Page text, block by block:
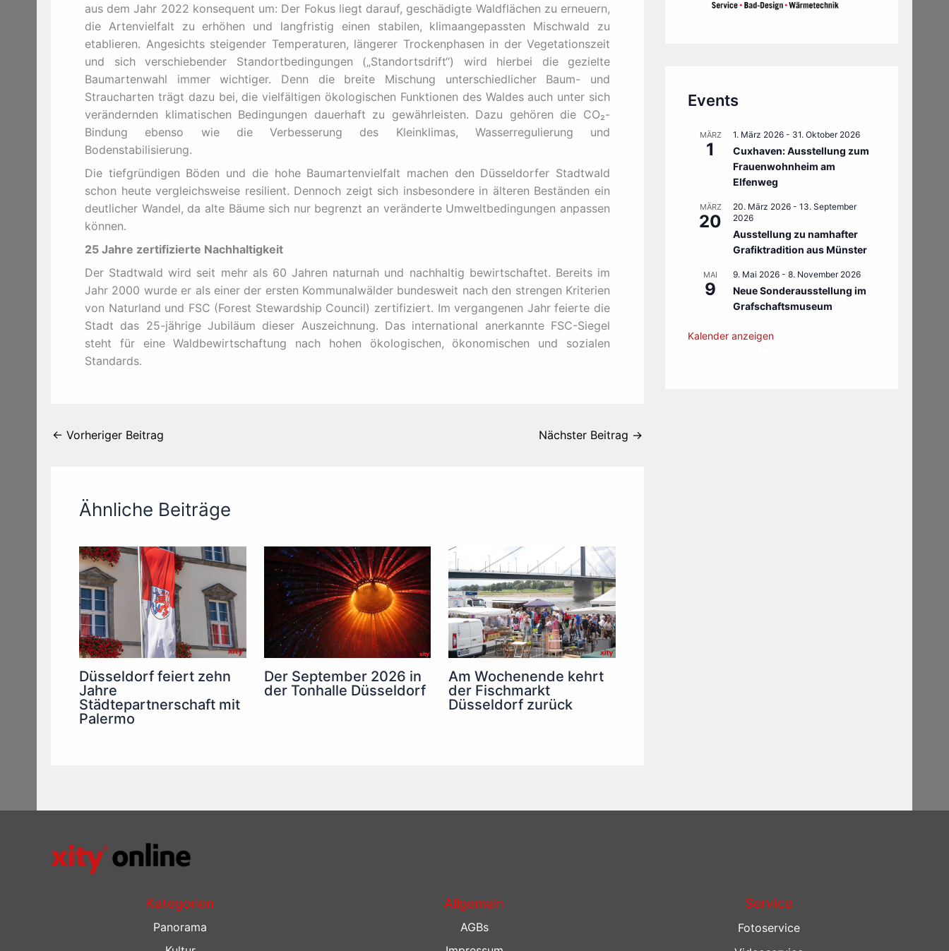
aus dem Jahr 2022 konsequent um: Der Fokus liegt darauf, geschädigte Waldflächen zu erneuern,
die Artenvielfalt zu erhöhen und langfristig einen stabilen, klimaangepassten Mischwald zu
etablieren. Angesichts steigender Temperaturen, längerer Trockenphasen in der Vegetationszeit
und sich verschiebender Standortbedingungen („Standortsdrift“) wird hierbei die gezielte
Baumartenwahl immer wichtiger. Denn die breite Mischung unterschiedlicher Baum- und
Straucharten trägt dazu bei, die vielfältigen ökologischen Funktionen des Waldes auch unter sich
verändernden klimatischen Bedingungen dauerhaft zu gewährleisten. Dazu gehören die CO₂-
Bindung ebenso wie die Verbesserung des Kleinklimas, Wasserregulierung und
Bodenstabilisierung.
Die tiefgründigen Böden und die hohe Baumartenvielfalt machen den Düsseldorfer Stadtwald
schon heute vergleichsweise resilient. Dennoch zeigt sich insbesondere in älteren Beständen ein
deutlicher Wandel, da alte Bäume sich nur begrenzt an veränderte Umweltbedingungen anpassen
können.
25 Jahre zertifizierte Nachhaltigkeit
Der Stadtwald wird seit mehr als 60 Jahren naturnah und nachhaltig bewirtschaftet. Bereits im
Jahr 2000 wurde er als einer der ersten Kommunalwälder bundesweit nach den strengen Kriterien
von Naturland und FSC (Forest Stewardship Council) zertifiziert. Im vergangenen Jahr feierte die
Stadt das 25-jährige Jubiläum dieser Auszeichnung. Das international anerkannte FSC-Siegel
steht für eine Waldbewirtschaftung nach hohen ökologischen, ökonomischen und sozialen
Standards.
← Vorheriger Beitrag Nächster Beitrag →
Ähnliche Beiträge
Düsseldorf feiert zehn
Jahre
Städtepartnerschaft mit
Palermo
Der September 2026 in
der Tonhalle Düsseldorf
Am Wochenende kehrt
der Fischmarkt
Düsseldorf zurück
Events
MÄRZ
1
1. März 2026 - 31. Oktober 2026
Cuxhaven: Ausstellung zum
Frauenwohnheim am
Elfenweg
MÄRZ
20
20. März 2026 - 13. September
2026
Ausstellung zu namhafter
Grafiktradition aus Münster
MAI
9
9. Mai 2026 - 8. November 2026
Neue Sonderausstellung im
Grafschaftsmuseum
Kalender anzeigen
Kategorien
Panorama
Allgemein
AGBs
Service
Fotoservice